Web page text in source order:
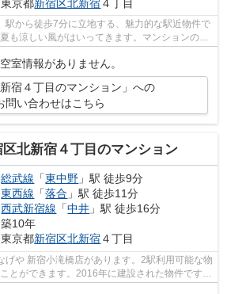
東京都新宿区北新宿４丁目
駅から徒歩7分に立地する、魅力的な駅近物件で
も涼しい風がはいってきます。マンションの周
室情報がありません。
新宿４丁目のマンション」への
問い合わせはこちら
区北新宿４丁目のマンション
総武線 「東中野 」駅 徒歩9分
東西線 「落合 」駅 徒歩11分
西武新宿線 「中井 」駅 徒歩16分
築10年
東京都新宿区北新宿４丁目
げや 新宿小滝橋店があります。2駅利用可能な物
とができます。2016年に建設された物件です。